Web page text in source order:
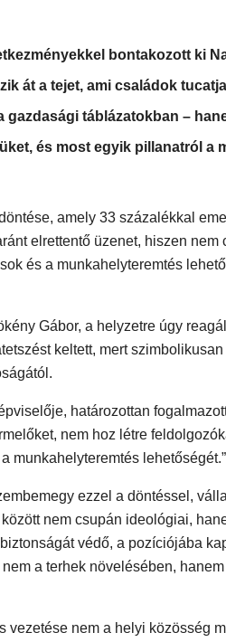
bontakozott ki
át a tejet, ami családok
táblázatokban –
és most egyik pillanatról a
amely 33 százalékkal
elrettentő üzenet, hiszen nem
és a munkahelyteremtés
Gábor, a helyzetre úgy
keltett, mert
határozottan
nem hoz létre
munkahelyteremtés lehetőségét.”
ezzel a döntéssel,
nem csupán ideológiai,
védő, a pozíciójába
a terhek növelésében,
nem a helyi közösség